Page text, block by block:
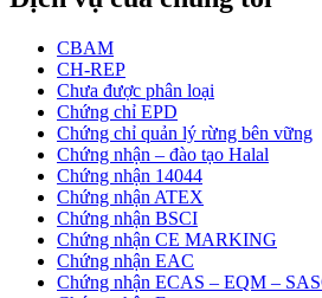
CBAM
CH-REP
Chưa được phân loại
Chứng chỉ EPD
Chứng chỉ quản lý rừng bên vững
Chứng nhận – đào tạo Halal
Chứng nhận 14044
Chứng nhận ATEX
Chứng nhận BSCI
Chứng nhận CE MARKING
Chứng nhận EAC
Chứng nhận ECAS – EQM –